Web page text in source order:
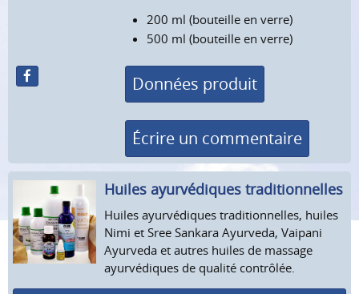
200 ml (bouteille en verre)
500 ml (bouteille en verre)
Données produit
Écrire un commentaire
Huiles ayurvédiques tradition­nelles
Huiles ayurvédiques traditionnelles, huiles
Nimi et Sree Sankara Ayurveda, Vaipani
Ayurveda et autres huiles de massage
ayurvédiques de qualité contrôlée.